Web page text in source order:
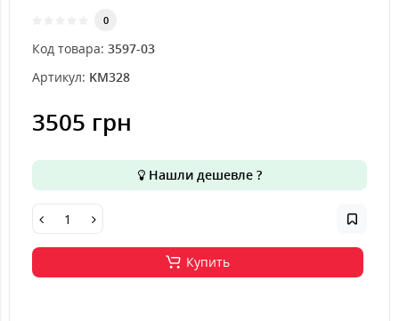
0
Код товара: 3597-03
Артикул: KM328
3505 грн
Нашли дешевле ?
Купить